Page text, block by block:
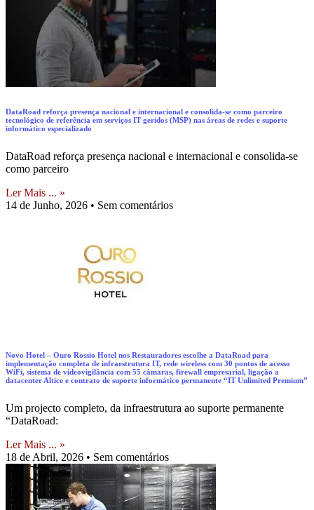
DataRoad reforça presença nacional e internacional e consolida‑se como parceiro
tecnológico de referência em serviços IT geridos (MSP) nas áreas de redes e suporte
informático especializado
DataRoad reforça presença nacional e internacional e consolida‑se
como parceiro
Ler Mais ... »
14 de Junho, 2026
Sem comentários
Novo Hotel – Ouro Rossio Hotel nos Restauradores escolhe a DataRoad para
implementação completa de infraestrutura IT, rede wireless com 30 pontos de acesso
WiFi, sistema de videovigilância com 55 câmaras, firewall empresarial, ligação a
datacenter Altice e contrato de suporte informático permanente “IT Unlimited Premium”
Um projecto completo, da infraestrutura ao suporte permanente
“DataRoad:
Ler Mais ... »
18 de Abril, 2026
Sem comentários